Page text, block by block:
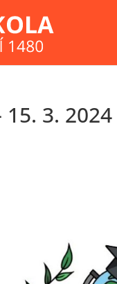
15. 3. 2024